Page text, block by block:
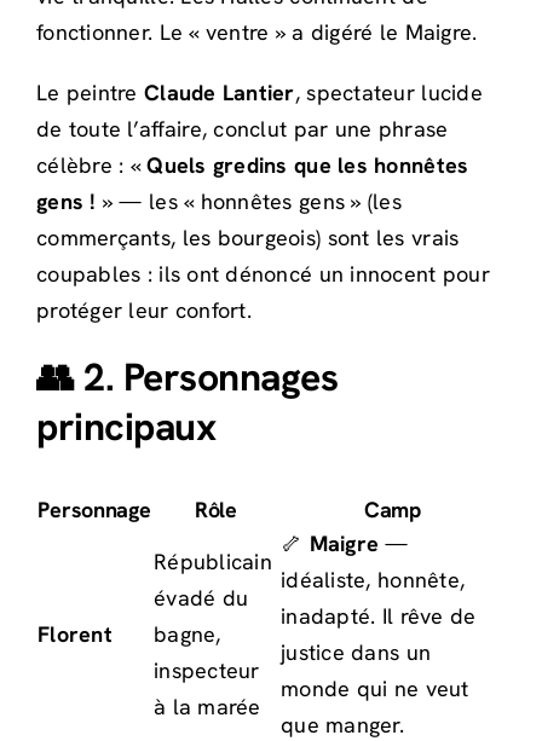
fonctionner. Le « ventre » a digéré le Maigre.
Le peintre Claude Lantier, spectateur lucide
de toute l’affaire, conclut par une phrase
célèbre : «Quels gredins que les honnêtes
gens ! » — les « honnêtes gens » (les
commerçants, les bourgeois) sont les vrais
coupables : ils ont dénoncé un innocent pour
protéger leur confort.
👥 2. Personnages
principaux
Personnage Rôle Camp
Florent
Républicain
évadé du
bagne,
inspecteur
à la marée
🦴 Maigre —
idéaliste, honnête,
inadapté. Il rêve de
justice dans un
monde qui ne veut
que manger.